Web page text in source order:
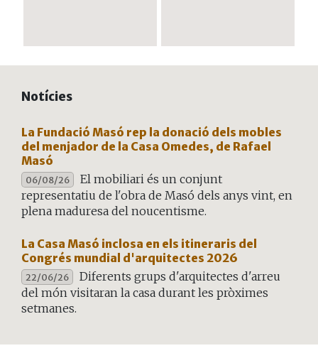
Notícies
La Fundació Masó rep la donació dels mobles
del menjador de la Casa Omedes, de Rafael
Masó
06/08/26
El mobiliari és un conjunt
representatiu de l'obra de Masó dels anys vint, en
plena maduresa del noucentisme.
La Casa Masó inclosa en els itineraris del
Congrés mundial d'arquitectes 2026
22/06/26
Diferents grups d'arquitectes d'arreu
del món visitaran la casa durant les pròximes
setmanes.